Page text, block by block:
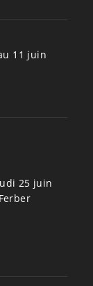
11 juin
25 juin